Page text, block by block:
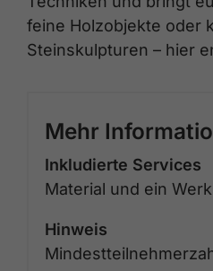
feine Holzobjekte oder
Steinskulpturen – hier
Mehr
Inkludierte Services
Material und ein
Hinweis